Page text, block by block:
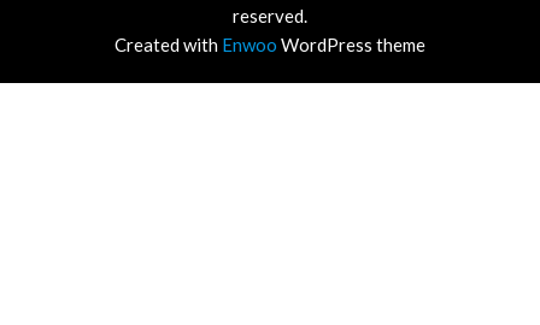
reserved.
Created with Enwoo WordPress theme